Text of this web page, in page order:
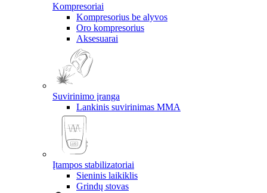
Kompresoriai
Kompresorius be alyvos
Oro kompresorius
Aksesuarai
Suvirinimo įranga
Lankinis suvirinimas MMA
Įtampos stabilizatoriai
Sieninis laikiklis
Grindų stovas